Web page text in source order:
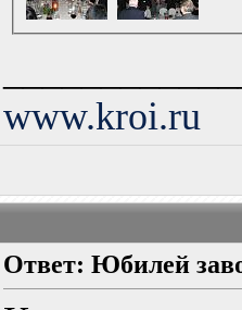
www.kroi.ru
Ответ: Юбилей